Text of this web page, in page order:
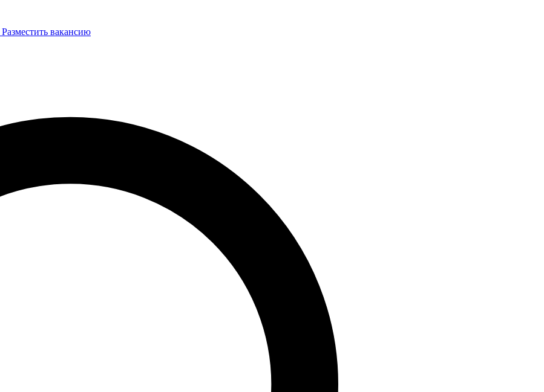
Разместить вакансию